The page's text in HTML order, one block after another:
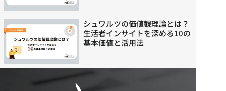
シュワルツの価値観理論とは？
生活者インサイトを深める10の
基本価値と活用法